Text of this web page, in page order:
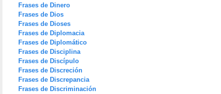
Frases de Dinero
Frases de Dios
Frases de Dioses
Frases de Diplomacia
Frases de Diplomático
Frases de Disciplina
Frases de Discípulo
Frases de Discreción
Frases de Discrepancia
Frases de Discriminación